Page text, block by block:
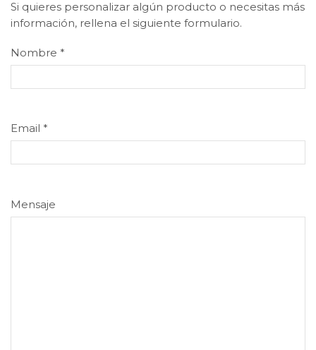
Si quieres personalizar algún producto o necesitas más
información, rellena el siguiente formulario.
Nombre *
Email *
Mensaje